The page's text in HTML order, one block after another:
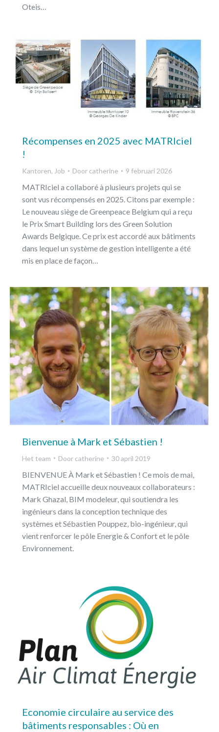
Oteis…
Récompenses en 2025 avec MATRIciel
!
Kantoren, Job Door catherine 9 februari 2026
MATRIciel a collaboré à plusieurs projets qui se
sont vus récompensés en 2025. Citons par exemple :
Le nouveau siège de Greenpeace Belgium qui a reçu
le Prix Smart Building lors des Green Solution
Awards Belgique. Ce prix est accordé aux bâtiments
dans lequel un système de gestion intelligente a été
mis en place de façon…
Bienvenue à Mark et Sébastien !
Het team Door catherine 30 april 2019
BIENVENUE À Mark et Sébastien ! Ce mois de mai,
MATRIciel accueille deux nouveaux collaborateurs :
Mark Ghazal, BIM modeleur, qui soutiendra les
ingénieurs dans la conception technique des
systèmes et Sébastien Pouppez, bio-ingénieur, qui
vient renforcer le pôle Energie & Confort et le pôle
Environnement.
Economie circulaire au service des
bâtiments responsables : Où en